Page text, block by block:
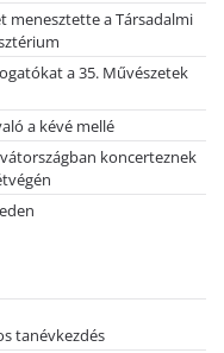
menesztette a Társadalmi
a 35. Művészetek
a kévé mellé
koncerteznek
tanévkezdés